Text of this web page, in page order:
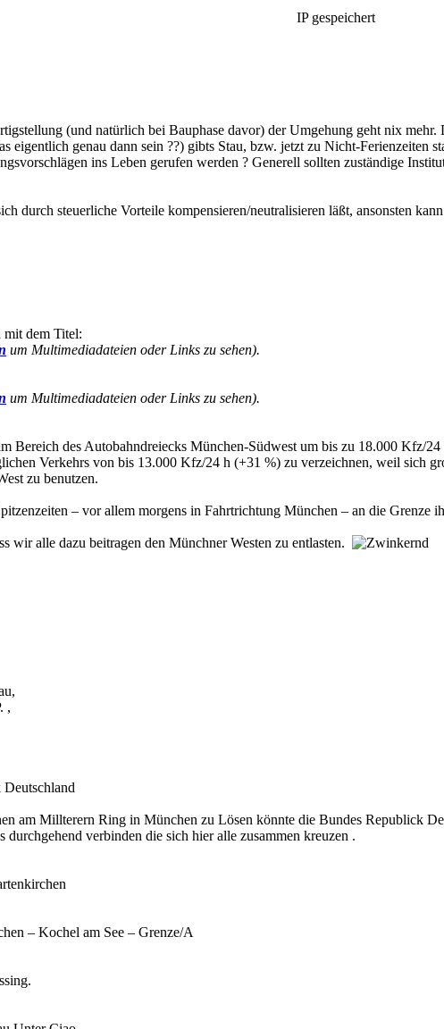
IP gespeichert
(und natürlich bei Bauphase davor) der Umgehung geht nix
eigentlich genau dann sein ??) gibts Stau, bzw. jetzt zu Nicht-Ferienzeiten
ins Leben gerufen werden ? Generell sollten zuständige
durch steuerliche Vorteile kompensieren/neutralisieren läßt, ansonsten
dem Titel:
um Multimediadateien oder Links zu sehen).
um Multimediadateien oder Links zu sehen).
Bereich des Autobahndreiecks München-Südwest um bis zu 18.000 Kfz/
Verkehrs von bis 13.000 Kfz/24 h (+31 %) zu verzeichnen, weil sich
zu benutzen.
– vor allem morgens in Fahrtrichtung München – an die Grenze
wir alle dazu beitragen den Münchner Westen zu entlasten.
,
am Millterern Ring in München zu Lösen könnte die Bundes Republick
verbinden die sich hier alle zusammen kreuzen .
– Kochel am See – Grenze/A